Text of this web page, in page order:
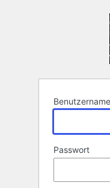
Passwort